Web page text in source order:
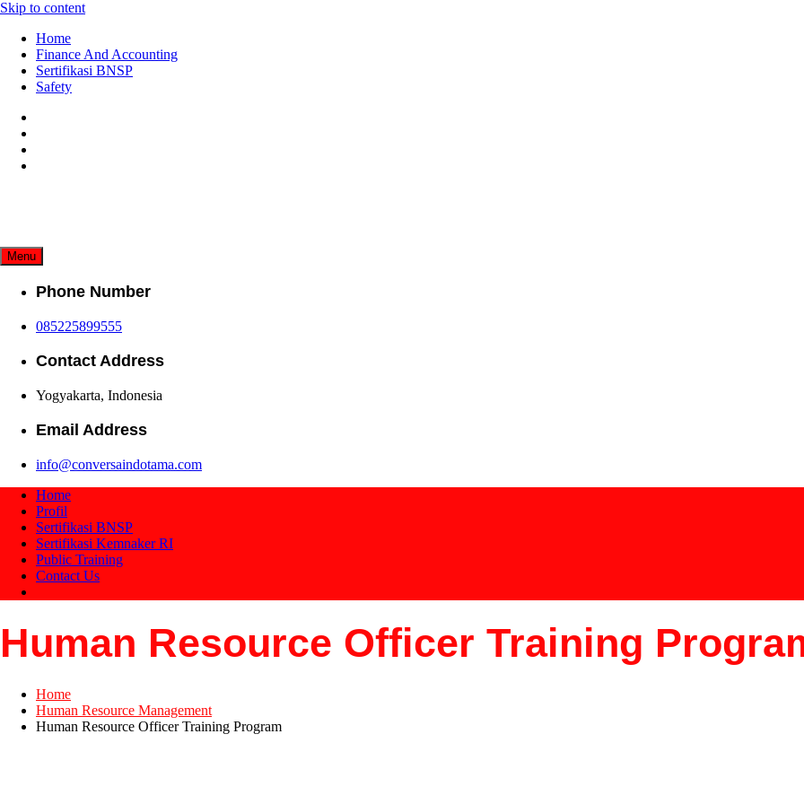
Skip to content
Home
Finance And Accounting
Sertifikasi BNSP
Safety
Menu
Phone Number
085225899555
Contact Address
Yogyakarta, Indonesia
Email Address
info@conversaindotama.com
Home
Profil
Sertifikasi BNSP
Sertifikasi Kemnaker RI
Public Training
Contact Us
Human Resource Officer Training
Home
Human Resource Management
Human Resource Officer Training Program